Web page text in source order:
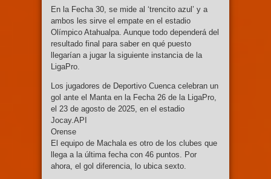
En la Fecha 30, se mide al ‘trencito azul’ y a
ambos les sirve el empate en el estadio
Olímpico Atahualpa. Aunque todo dependerá del
resultado final para saber en qué puesto
llegarían a jugar la siguiente instancia de la
LigaPro.
Los jugadores de Deportivo Cuenca celebran un
gol ante el Manta en la Fecha 26 de la LigaPro,
el 23 de agosto de 2025, en el estadio
Jocay.API
Orense
El equipo de Machala es otro de los clubes que
llega a la última fecha con 46 puntos. Por
ahora, el gol diferencia, lo ubica sexto.